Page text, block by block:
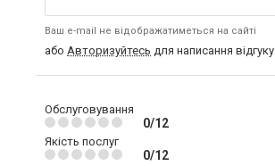
Ваш e-mail не відображатиметься на сайті
або Авторизуйтесь для написання відгуку
Обслуговування
0/12
Якість послуг
0/12